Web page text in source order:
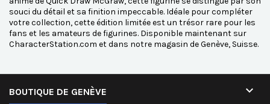
souci du détail et sa finition impeccable. Idéale pour compléter
votre collection, cette édition limitée est un trésor rare pour les
fans et les amateurs de figurines. Disponible maintenant sur
CharacterStation.com et dans notre magasin de Genève, Suisse.
BOUTIQUE DE GENÈVE 